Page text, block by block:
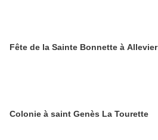
Fête de la Sainte Bonnette à Allevier
Colonie à saint Genès La Tourette